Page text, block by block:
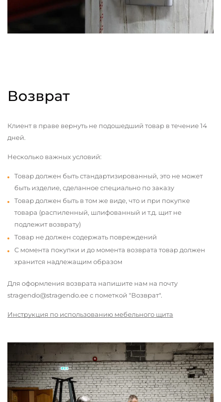
Возврат
Клиент в праве вернуть не подошедший товар в течение 14
дней.
Несколько важных условий:
Товар должен быть стандартизированный, это не может
быть изделие, сделанное специально по заказу
Товар должен быть в том же виде, что и при покупке
товара (распиленный, шлифованный и т.д. щит не
подлежит возврату)
Товар не должен содержать повреждений
С момента покупки и до момента возврата товар должен
хранится надлежащим образом
Для оформления возврата напишите нам на почту
stragendo@stragendo.ee с пометкой "Возврат".
Инструкция по использованию мебельного щита